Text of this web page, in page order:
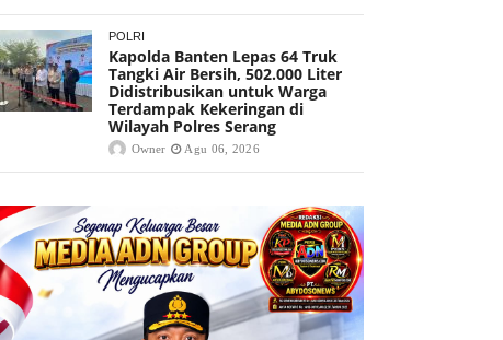
POLRI
Kapolda Banten Lepas 64 Truk
Tangki Air Bersih, 502.000 Liter
Didistribusikan untuk Warga
Terdampak Kekeringan di
Wilayah Polres Serang
Owner Agu 06, 2026